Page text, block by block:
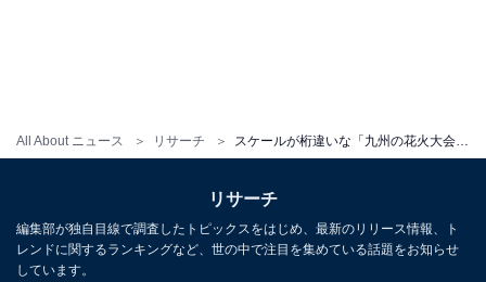
All About ニュース リサーチ
リサーチ
編集部が独自目線で調査したトピックスをはじめ、最新のリリース情報、ト
レンドに関するランキングなど、世の中で注目を集めている話題をお知らせ
しています。